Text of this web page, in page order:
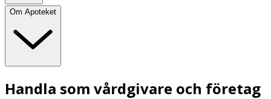
Om Apoteket
Handla som vårdgivare och företag